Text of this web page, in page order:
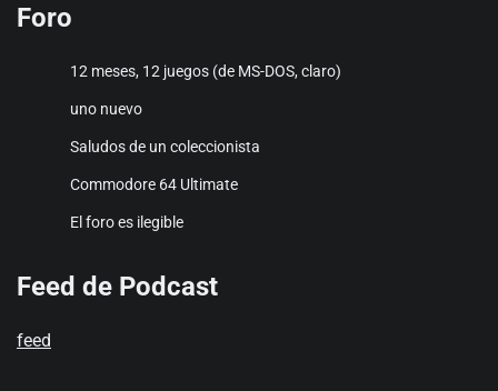
Foro
12 meses, 12 juegos (de MS-DOS, claro)
uno nuevo
Saludos de un coleccionista
Commodore 64 Ultimate
El foro es ilegible
Feed de Podcast
feed